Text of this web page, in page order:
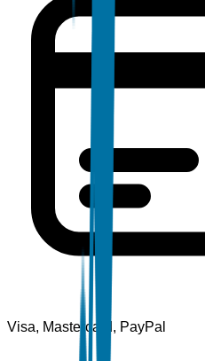
Visa, Mastercard, PayPal